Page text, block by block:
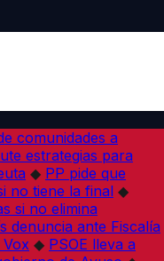
comunidades a
estrategias para
◆ PP pide que
no tiene la final ◆
si no elimina
denuncia ante Fiscalía
◆ PSOE lleva a